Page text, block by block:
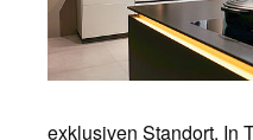
exklusiven Standort. In